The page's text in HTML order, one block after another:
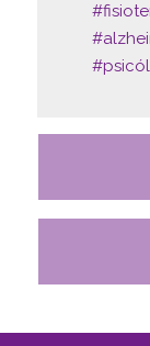
#
#
#